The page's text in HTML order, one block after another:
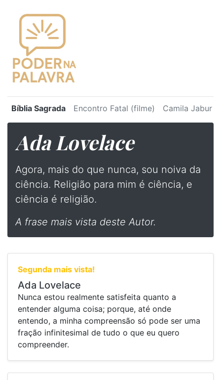
Bíblia Sagrada Encontro Fatal (filme) Camila Jabur
Ada Lovelace
Agora, mais do que nunca, sou noiva da
ciência. Religião para mim é ciência, e
ciência é religião.
A frase mais vista deste Autor.
Segunda mais vista!
Ada Lovelace
Nunca estou realmente satisfeita quanto a
entender alguma coisa; porque, até onde
entendo, a minha compreensão só pode ser uma
fração infinitesimal de tudo o que eu quero
compreender.